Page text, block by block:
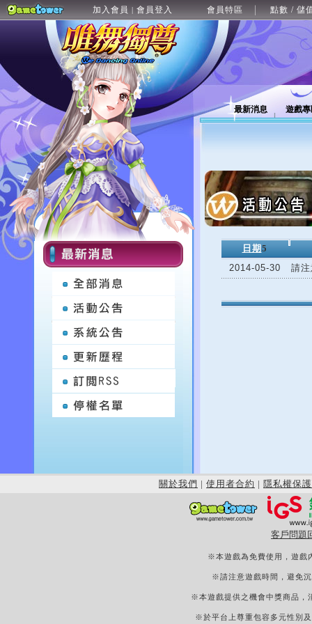
加入會員 | 會員登入 會員特區 點數 / 儲
最新消息 遊戲
日期 5
2014-05-30
請
關於我們 | 使用者合約 | 隱私權保護
客戶問題
※本遊戲為免費使用，遊戲
※請注意遊戲時間，避免
※本遊戲提供之機會中獎商品，
※於平台上尊重包容多元性別